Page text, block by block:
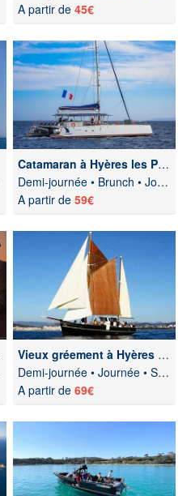
A partir de 45€
Catamaran à Hyères les Palmiers
Demi-journée • Brunch • Journée
A partir de 59€
Vieux gréement à Hyères les Palmiers
Demi-journée • Journée • Soirée
A partir de 69€